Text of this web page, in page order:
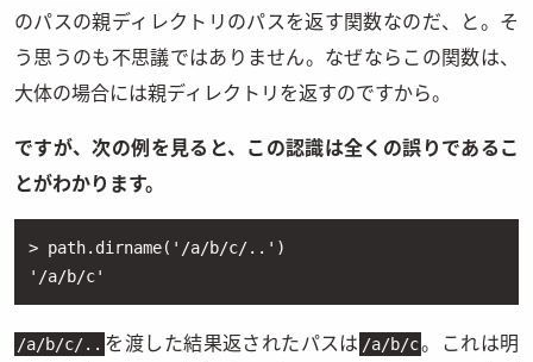
のパスの親ディレクトリのパスを返す関数なのだ、と。そ
う思うのも不思議ではありません。なぜならこの関数は、
大体の場合には親ディレクトリを返すのですから。
ですが、次の例を見ると、この認識は全くの誤りであるこ
とがわかります。
> path.dirname('/a/b/c/..')
'/a/b/c'
/a/b/c/.. を渡した結果返されたパスは /a/b/c。これは明